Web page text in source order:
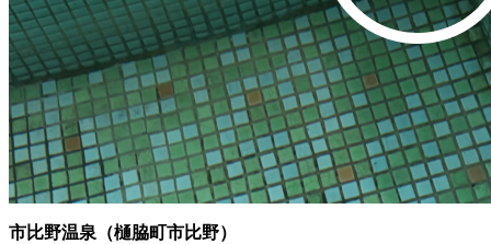
市比野温泉（樋脇町市比野）